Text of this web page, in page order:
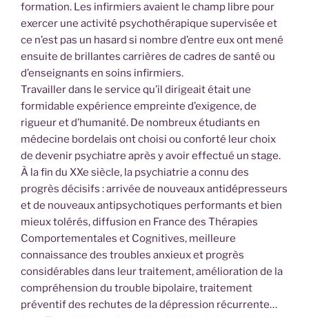
formation. Les infirmiers avaient le champ libre pour
exercer une activité psychothérapique supervisée et
ce n’est pas un hasard si nombre d’entre eux ont mené
ensuite de brillantes carrières de cadres de santé ou
d’enseignants en soins infirmiers.
Travailler dans le service qu’il dirigeait était une
formidable expérience empreinte d’exigence, de
rigueur et d’humanité. De nombreux étudiants en
médecine bordelais ont choisi ou conforté leur choix
de devenir psychiatre après y avoir effectué un stage.
À la fin du XXe siècle, la psychiatrie a connu des
progrès décisifs : arrivée de nouveaux antidépresseurs
et de nouveaux antipsychotiques performants et bien
mieux tolérés, diffusion en France des Thérapies
Comportementales et Cognitives, meilleure
connaissance des troubles anxieux et progrès
considérables dans leur traitement, amélioration de la
compréhension du trouble bipolaire, traitement
préventif des rechutes de la dépression récurrente…